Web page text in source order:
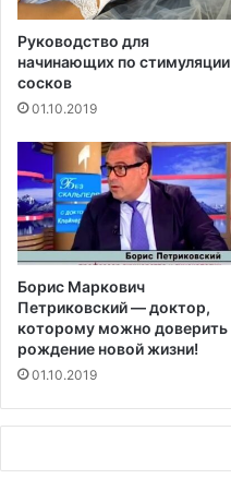
о
р
с
п
е
а
т
о
з
о
и
д
о
в
Руководство для
начинающих по стимуляции
сосков
01.10.2019
Борис Маркович
Петриковский — доктор,
которому можно доверить
рождение новой жизни!
01.10.2019